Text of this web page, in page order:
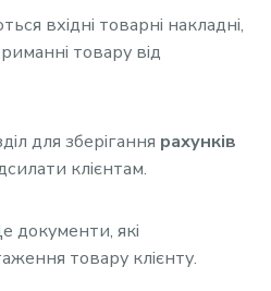
вхідні товарні накладні,
товару від
для зберігання рахунків
клієнтам.
документи, які
товару клієнту.